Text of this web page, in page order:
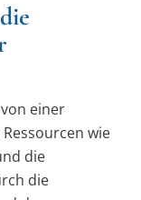
einer
wie
die
die